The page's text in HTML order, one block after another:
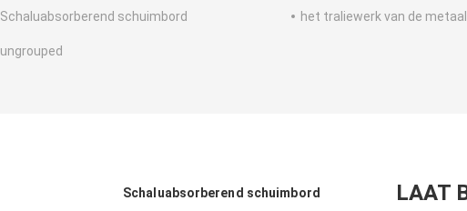
Schaluabsorberend schuimbord het traliewerk van de
ungrouped
Schaluabsorberend schuimbord LAAT